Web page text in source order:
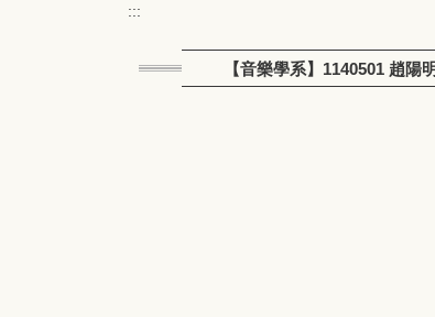
:::
【音樂學系】1140501 趙陽